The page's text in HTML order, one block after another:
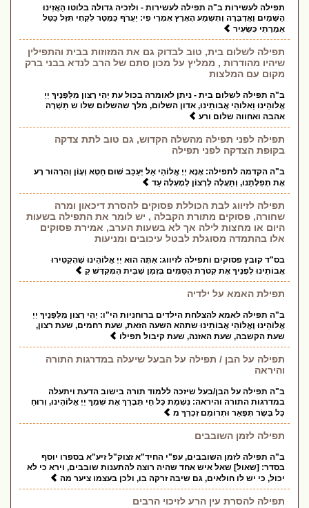
תפילה לעשירות ב"ה תפילה לעשירות - ולזכיה גדולה בלוטו הַאֲזִינוּ
הַשָּׁמַיִם וַאֲדַבֵּרָה וְתִשְׁמַע הָאָרֶץ אִמְרֵי פִי: יַעֲרֹף כַּמָּטָר לִקְחִי תִּזַּל כַּטַּל
אִמְרָתִי כִּשְׂעִיר
תפילה לשלום בית, טוב לבדוק גם את המזוזות בבית והתפילין
שיהיו מהודרות , ממליץ על מכון סתם של הרב לנדא בבני ברק
מקום עם המלצות
ב"ה תפילה לשלום בית - ניתן לאומרה בכול עת יְהִי רָצון מִלְּפָנֶיךָ יְיָ
אֱלוהֵינוּ וֵאלוהֵי אֲבותֵינוּ, אדון השלום, מלך שהשלום שלו ש תַּשְׁרֶה
אהבה ואחווה שלום ורע
תפילה לפני תפילה מהשלה הקדוש, גם טוב לתת צדקה
בקופת הצדקה לפני תפילה
ב"ה הקדמה לתפילה: אָנָא יְיָ אֱלוֹהַי אַל יְעַכֵּב שׁוּם חֵטְא וְעָוֹן וְהִרְהוּר רָע
אֶת תְּפִלָּתֵנוּ, וְתַּעֲלֶה לְרָצוֹן לְמָעְלָה עַד
תפילה לזיווג לבת הכוללת פסוקים להסרת דיכאון ומרה
שחורה, פסוקים מתורת הקבלה , יש לומר את התפילה בשעות
היום או מחצות לילה אך לא בשעות הערב, אמירת פסוקים
אלו בהתמדה מסוגלת לבטל עיכובים ומניעות
בס"ד קובץ פסוקים ותפילה לזיווג: אַתָּה הוּא יְיָ אֱלוֹהֵינוּ שֶׁהִקְטִירוּ
אֲבוֹתֵינוּ לְפָנֶיךָ אֶת קְטֹרֶת הַסַּמִּים בִּזְמַן שֶׁבֵּית הַמִּקְדָּשׁ קַ
תפילת האמא על ילדיה
ב"ה תפילה לאמא להצלחת הילדים ברוחניות הי"ו: יְהִי רָצון מִלְּפָנֶיךָ יְיָ
אֱלוֹהֵינוּ וֶאֱלוֹהַי אֲבוֹתֵינוּ שתהא השעה הזאת, שעת רחמים, שעת רצון,
שעת הקשבה, שעת האזנה, שעת קיבול תפילו
תפילה על הבן / תפילה על הבעל שיעלה במדרגות התורה
והיראה
ב"ה תפילה על הבן/בעל שיזכה ללמוד תורה בישוב הדעת ויתעלה
במדרגות התורה והיראה: נִשְׁמַת כָּל חַי תְּבָרֵךְ אֶת שִׁמְךָ יְיָ אֱלוֹהֵינוּ, וְרוּחַ
כָּל בָּשָׂר תְּפָאֵר וּתְרוֹמֵם זִכְרְךָ מ
תפילה לזמן השובבים
ב"ה תפילה לזמן השובבים, עפ"י החיד"א זצוק"ל זיע"א בספרו יוסף
בסדר: [שאול] שאל איש אחד שהיה רוצה להתענות שובבים, וירא כי לא
יכול, כי יש לו חולאים, גם שיבה זרקה בו, ולכן בעצמו ציער מה
תפילה להסרת עין הרע לזיכוי הרבים